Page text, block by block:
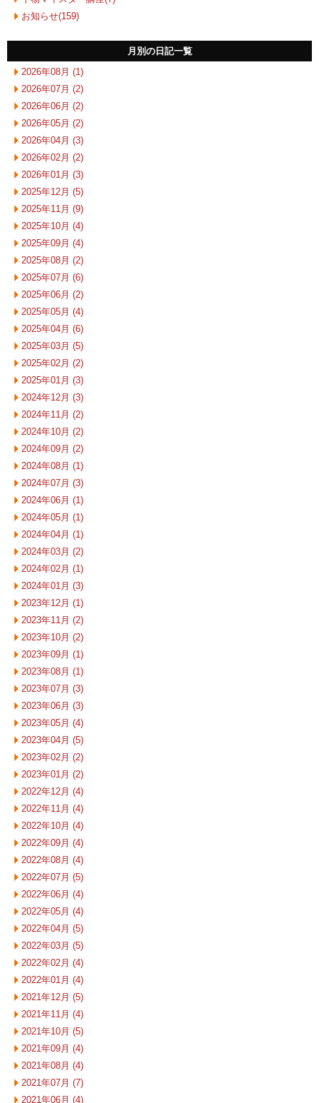
お知らせ(159)
月別の日記一覧
2026年08月 (1)
2026年07月 (2)
2026年06月 (2)
2026年05月 (2)
2026年04月 (3)
2026年02月 (2)
2026年01月 (3)
2025年12月 (5)
2025年11月 (9)
2025年10月 (4)
2025年09月 (4)
2025年08月 (2)
2025年07月 (6)
2025年06月 (2)
2025年05月 (4)
2025年04月 (6)
2025年03月 (5)
2025年02月 (2)
2025年01月 (3)
2024年12月 (3)
2024年11月 (2)
2024年10月 (2)
2024年09月 (2)
2024年08月 (1)
2024年07月 (3)
2024年06月 (1)
2024年05月 (1)
2024年04月 (1)
2024年03月 (2)
2024年02月 (1)
2024年01月 (3)
2023年12月 (1)
2023年11月 (2)
2023年10月 (2)
2023年09月 (1)
2023年08月 (1)
2023年07月 (3)
2023年06月 (3)
2023年05月 (4)
2023年04月 (5)
2023年02月 (2)
2023年01月 (2)
2022年12月 (4)
2022年11月 (4)
2022年10月 (4)
2022年09月 (4)
2022年08月 (4)
2022年07月 (5)
2022年06月 (4)
2022年05月 (4)
2022年04月 (5)
2022年03月 (5)
2022年02月 (4)
2022年01月 (4)
2021年12月 (5)
2021年11月 (4)
2021年10月 (5)
2021年09月 (4)
2021年08月 (4)
2021年07月 (7)
2021年06月 (4)